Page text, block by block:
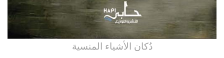
دُكان الأشياء المنسية